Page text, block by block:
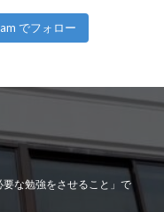
でフォロー
な勉強をさせること」で